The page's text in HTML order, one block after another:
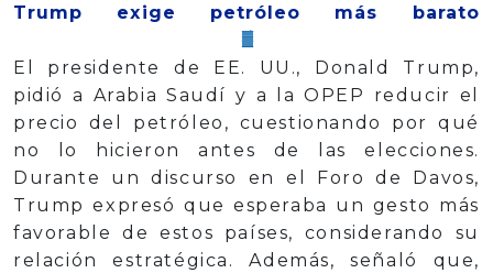
Trump exige petróleo más barato
El presidente de EE. UU., Donald Trump,
pidió a Arabia Saudí y a la OPEP reducir el
precio del petróleo, cuestionando por qué
no lo hicieron antes de las elecciones.
Durante un discurso en el Foro de Davos,
Trump expresó que esperaba un gesto más
favorable de estos países, considerando su
relación estratégica. Además, señaló que,